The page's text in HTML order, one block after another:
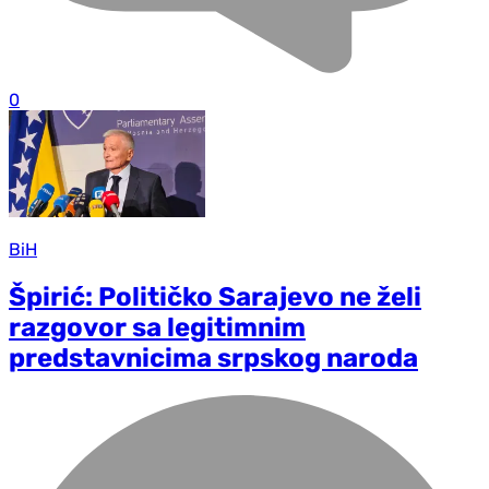
0
BiH
Špirić: Političko Sarajevo ne želi
razgovor sa legitimnim
predstavnicima srpskog naroda